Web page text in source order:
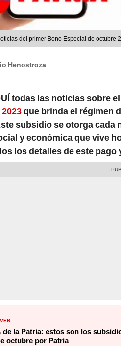
del primer Bono Especial de octubre
Henostroza
todas las noticias sobre
que brinda el régimen
subsidio se otorga cada
y económica que vive
los detalles de este
de la Patria: estos son los
octubre por Patria